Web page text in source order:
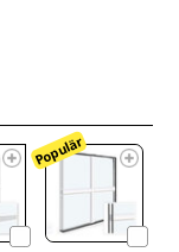
Populär